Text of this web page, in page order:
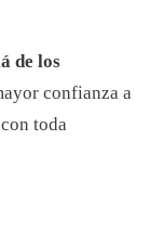
de los
confianza a
toda